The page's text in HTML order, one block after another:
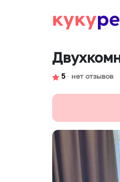
5 ∙ нет отзывов